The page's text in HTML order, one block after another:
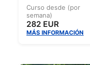
Curso desde (por
semana)
282 EUR
MÁS INFORMACIÓN